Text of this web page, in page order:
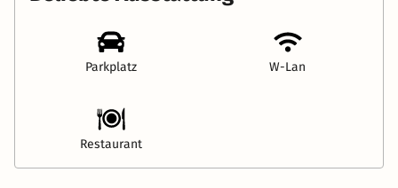
Parkplatz W-Lan
Restaurant